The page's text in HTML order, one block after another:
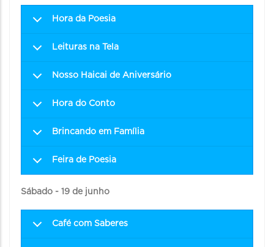
Hora da Poesia
Leituras na Tela
Nosso Haicai de Aniversário
Hora do Conto
Brincando em Família
Feira de Poesia
Sábado - 19 de junho
Café com Saberes